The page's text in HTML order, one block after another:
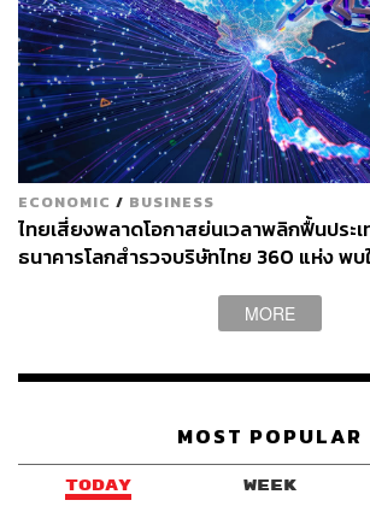
ล้านบาทต่อเดือน
หากพิจารณาในรายการสินค้านำเข้าจากจี
บริโภคภายในประเทศของไทย จะพบว่ามูล
สินค้าบางรายการเพิ่มสูงขึ้น โดยเฉพาะเฟอ
เครื่องใช้ไฟฟ้า ซึ่งสินค้าทั้งสองกลุ่มนี้จะใช้
เพื่อจูงใจผู้บริโภคในการแข่งขันกับผู้ผลิตไ
ผู้ประกอบการแห่นำเข้าสินค้าจากจีนน่
Krungthai COMPASS กล่าวอีกว่า ภาวะดั
ประเด็นที่ต้องติดตาม เนื่องจากสินค้าอุตส
อาเซียน เช่น อาหารแปรรูป พลาสติก อัญ
เช่น เฟอร์นิเจอร์ และเครื่องใช้ไฟฟ้า
ECONOMIC / BUSINESS
ไทยเสี่ยงพลาดโอกาสย่นเวลาพลิกฟื้นประ
ธนาคารโลกสำรวจบริษัทไทย 360 แห่ง พบ
MORE
MOST POPULAR
TODAY WEEK